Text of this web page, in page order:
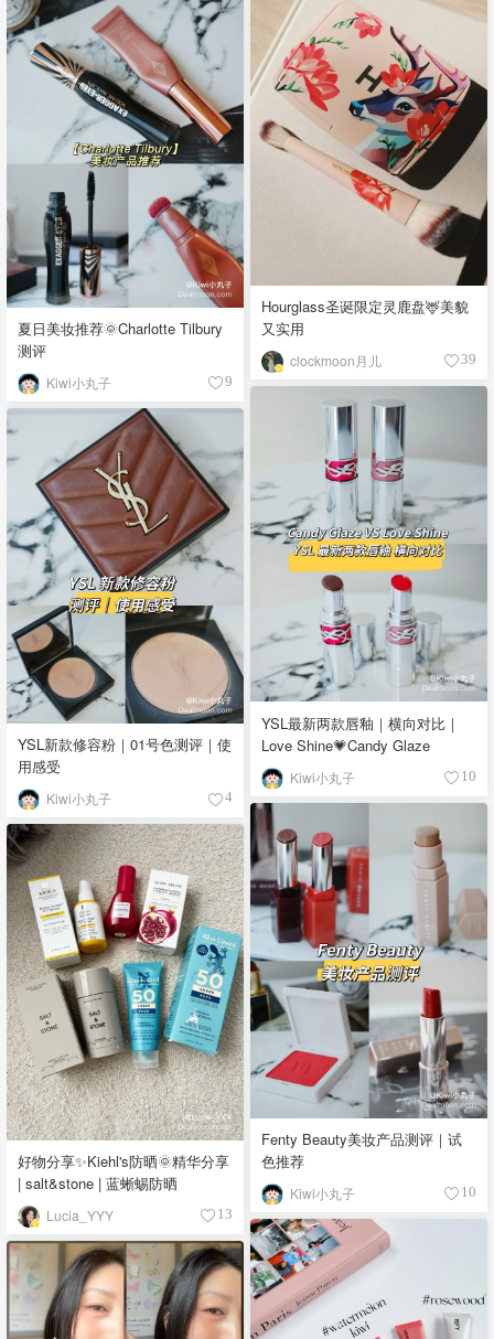
Hourglass圣诞限定灵鹿盘🦌美貌
又实用
clockmoon月儿 39
夏日美妆推荐🌞Charlotte Tilbury
测评
Kiwi小丸子 9
YSL最新两款唇釉｜横向对比｜
Love Shine💗Candy Glaze
Kiwi小丸子 10
YSL新款修容粉｜01号色测评｜使
用感受
Kiwi小丸子 4
Fenty Beauty美妆产品测评｜试
色推荐
Kiwi小丸子 10
好物分享✨Kiehl's防晒🌞精华分享
| salt&stone | 蓝蜥蜴防晒
Lucia_YYY 13